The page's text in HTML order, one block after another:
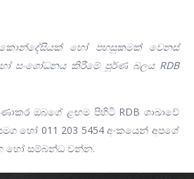
කොන්දේසියක් හෝ පහසුකමක් වෙනස්
සංශෝධනය කිරීමේ පූර්ණ බලය RDB
ඔබගේ ළඟම පිහිටි RDB ශාඛාවේ
හෝ 011 203 5454 අංකයෙන් අපගේ
හෝ සම්බන්ධ වන්න.